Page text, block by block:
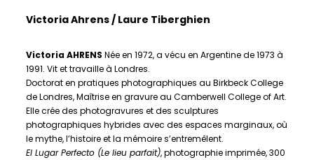
Victoria Ahrens / Laure Tiberghien
Victoria AHRENS Née en 1972, a vécu en Argentine de 1973 à
1991. Vit et travaille à Londres.
Doctorat en pratiques photographiques au Birkbeck College
de Londres, Maîtrise en gravure au Camberwell College of Art.
Elle crée des photogravures et des sculptures
photographiques hybrides avec des espaces marginaux, où
le mythe, l’histoire et la mémoire s’entremêlent.
El Lugar Perfecto (Le lieu parfait), photographie imprimée, 300